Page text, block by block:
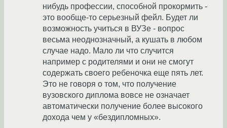
нибудь профессии, способной прокормить -
это вообще-то серьезный фейл. Будет ли
возможность учиться в ВУЗе - вопрос
весьма неоднозначный, а кушать в любом
случае надо. Мало ли что случится
например с родителями и они не смогут
содержать своего ребеночка еще пять лет.
Это не говоря о том, что получение
вузовского диплома вовсе не означает
автоматически получение более высокого
дохода чем у «бездипломных».